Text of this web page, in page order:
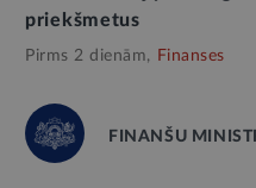
priekšmetus
Pirms 2 dienām, Finanses
FINANŠU